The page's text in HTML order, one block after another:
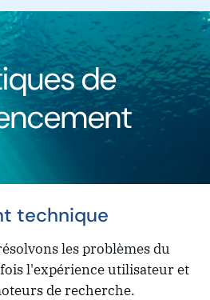
de
technique
les problèmes du
l'expérience utilisateur et
de recherche.